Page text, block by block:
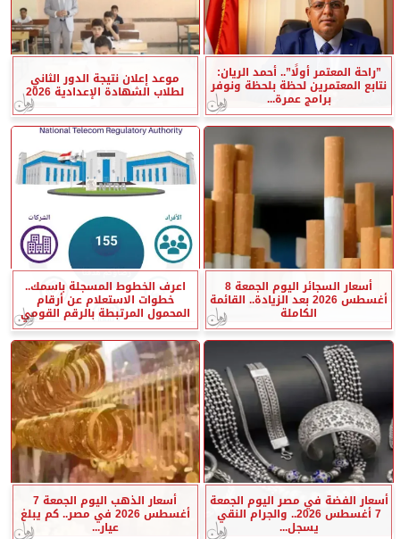
”راحة المعتمر أولًا”.. أحمد الريان:
نتابع المعتمرين لحظة بلحظة ونوفر
برامج عمرة...
موعد إعلان نتيجة الدور الثاني
لطلاب الشهادة الإعدادية 2026
أسعار السجائر اليوم الجمعة 8
أغسطس 2026 بعد الزيادة.. القائمة
الكاملة
اعرف الخطوط المسجلة باسمك..
خطوات الاستعلام عن أرقام
المحمول المرتبطة بالرقم القومي
أسعار الفضة في مصر اليوم الجمعة
7 أغسطس 2026.. والجرام النقي
يسجل...
أسعار الذهب اليوم الجمعة 7
أغسطس 2026 في مصر.. كم يبلغ
عيار...